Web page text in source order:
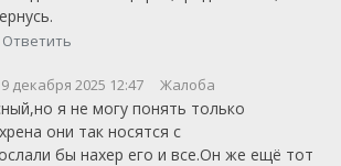
Ответить
9 декабря 2025 12:47 Жалоба
я не могу понять только
они так носятся с
бы нахер его и все.Он же ещё тот